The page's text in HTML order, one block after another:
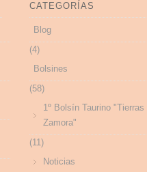
CATEGORÍAS
Blog
(4)
Bolsines
(58)
1º Bolsín Taurino "Tierras
Zamora"
(11)
Noticias